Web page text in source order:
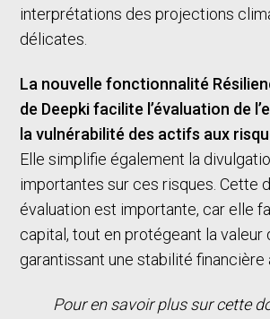
interprétations des projections
délicates.
La nouvelle fonctionnalité
de Deepki facilite l’évaluation de
la vulnérabilité des actifs aux
Elle simplifie également la
importantes sur ces risques. Cette
évaluation est importante, car elle
capital, tout en protégeant la valeur
garantissant une stabilité financière
Pour en savoir plus sur cette